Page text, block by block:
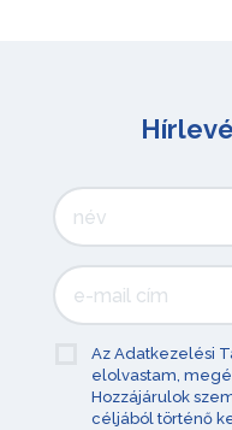
Az Adatkezelési
elolvastam,
Hozzájárulok
céljából történő